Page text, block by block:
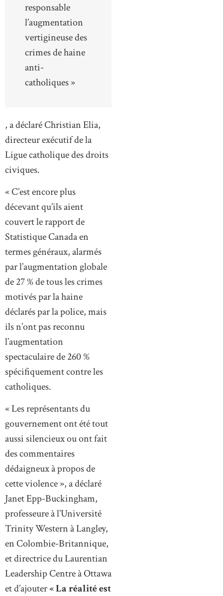
responsable
l’augmentation
vertigineuse des
crimes de haine
anti-
catholiques »
, a déclaré Christian Elia,
directeur exécutif de la
Ligue catholique des droits
civiques.
« C’est encore plus
décevant qu’ils aient
couvert le rapport de
Statistique Canada en
termes généraux, alarmés
par l’augmentation globale
de 27 % de tous les crimes
motivés par la haine
déclarés par la police, mais
ils n’ont pas reconnu
l’augmentation
spectaculaire de 260 %
spécifiquement contre les
catholiques.
« Les représentants du
gouvernement ont été tout
aussi silencieux ou ont fait
des commentaires
dédaigneux à propos de
cette violence », a déclaré
Janet Epp-Buckingham,
professeure à l’Université
Trinity Western à Langley,
en Colombie-Britannique,
et directrice du Laurentian
Leadership Centre à Ottawa
et d’ajouter« La réalité est